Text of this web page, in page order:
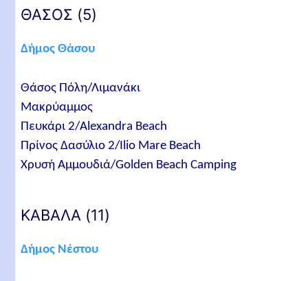
ΘΑΣΟΣ (5)
Δήμος Θάσου
Θάσος Πόλη/Λιμανάκι
Μακρύαμμος
Πευκάρι 2/Alexandra Beach
Πρίνος Δασύλιο 2/Ilio Mare Beach
Χρυσή Αμμουδιά/Golden Beach Camping
ΚΑΒΑΛΑ (11)
Δήμος Νέστου